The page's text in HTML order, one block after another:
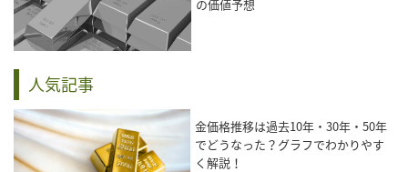
の価値予想
人気記事
金価格推移は過去10年・30年・50年
でどうなった？グラフでわかりやす
く解説！